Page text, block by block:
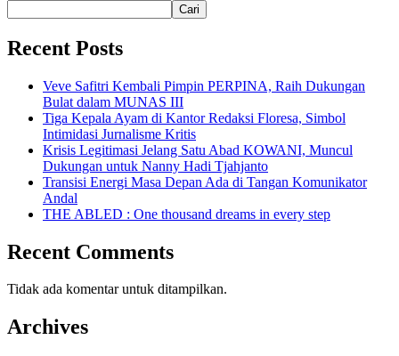
Cari
Recent Posts
Veve Safitri Kembali Pimpin PERPINA, Raih Dukungan
Bulat dalam MUNAS III
Tiga Kepala Ayam di Kantor Redaksi Floresa, Simbol
Intimidasi Jurnalisme Kritis
Krisis Legitimasi Jelang Satu Abad KOWANI, Muncul
Dukungan untuk Nanny Hadi Tjahjanto
Transisi Energi Masa Depan Ada di Tangan Komunikator
Andal
THE ABLED : One thousand dreams in every step
Recent Comments
Tidak ada komentar untuk ditampilkan.
Archives